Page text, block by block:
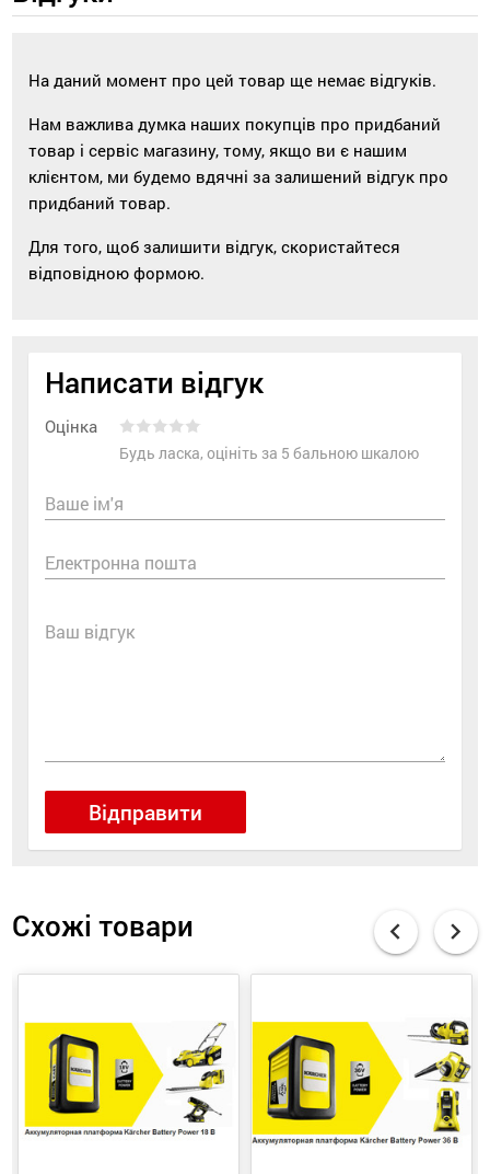
На даний момент про цей товар ще немає відгуків.
Нам важлива думка наших покупців про придбаний
товар і сервіс магазину, тому, якщо ви є нашим
клієнтом, ми будемо вдячні за залишений відгук про
придбаний товар.
Для того, щоб залишити відгук, скористайтеся
відповідною формою.
Написати відгук
Оцінка
Будь ласка, оцініть за 5 бальною шкалою
Ваше ім'я
Електронна пошта
Ваш відгук
Відправити
Схожі товари chevron_left chevron_right